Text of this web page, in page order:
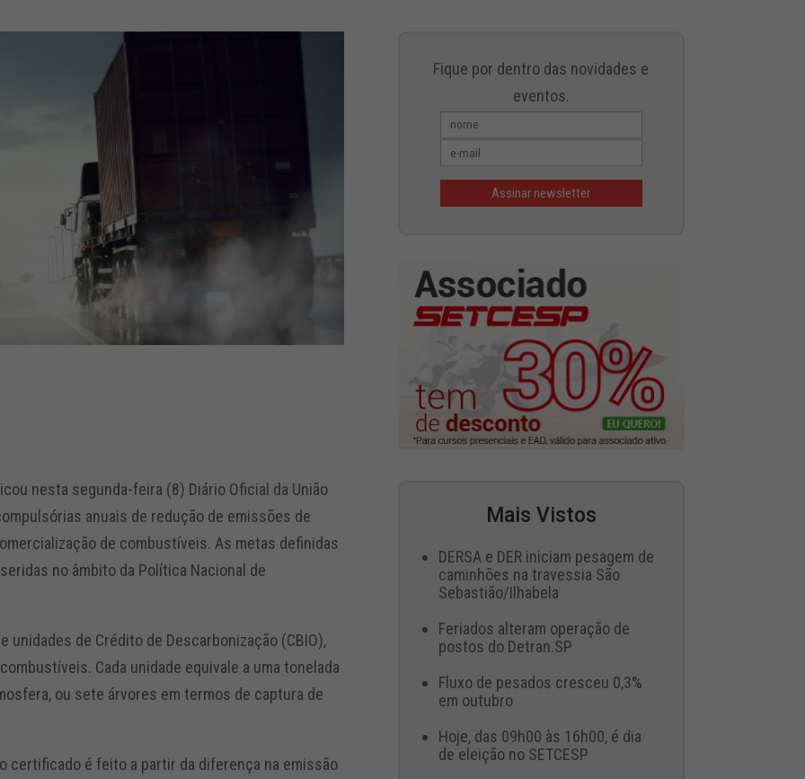
nesta segunda-feira (8) Diário Oficial da União
anuais de redução de emissões de
de combustíveis. As metas definidas
no âmbito da Política Nacional de
unidades de Crédito de Descarbonização (CBIO),
Cada unidade equivale a uma tonelada
ou sete árvores em termos de captura de
certificado é feito a partir da diferença na emissão
Fique por dentro das novidades e
eventos.
Mais Vistos
DERSA e DER iniciam pesagem de
caminhões na travessia São
Sebastião/Ilhabela
Feriados alteram operação de
postos do Detran.SP
Fluxo de pesados cresceu 0,3%
em outubro
Hoje, das 09h00 às 16h00, é dia
de eleição no SETCESP